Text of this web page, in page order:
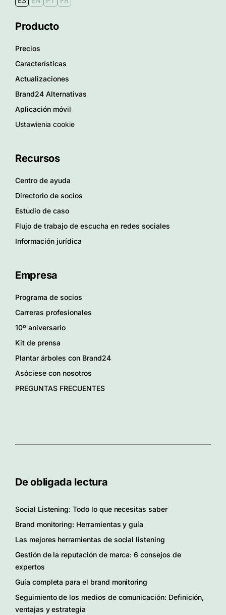
Producto
Precios
Características
Actualizaciones
Brand24 Alternativas
Aplicación móvil
Ustawienia cookie
Recursos
Centro de ayuda
Directorio de socios
Estudio de caso
Flujo de trabajo de escucha en redes sociales
Información jurídica
Empresa
Programa de socios
Carreras profesionales
10º aniversario
Kit de prensa
Plantar árboles con Brand24
Asóciese con nosotros
PREGUNTAS FRECUENTES
De obligada lectura
Social Listening: Todo lo que necesitas saber
Brand monitoring: Herramientas y guía
Las mejores herramientas de social listening
Gestión de la reputación de marca: 6 consejos de
expertos
Guía completa para el brand monitoring
Seguimiento de los medios de comunicación: Definición,
ventajas y estrategia